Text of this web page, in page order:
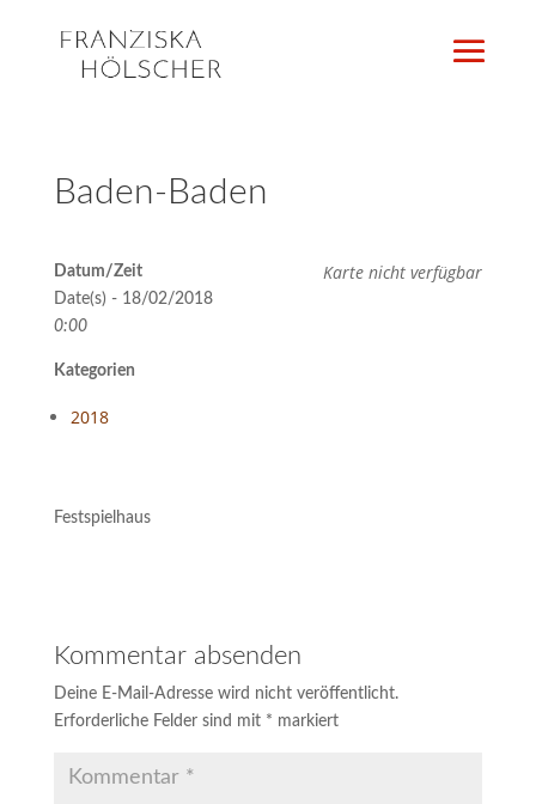
Baden-Baden
Karte nicht verfügbar
Datum/Zeit
Date(s) - 18/02/2018
0:00
Kategorien
2018
Festspielhaus
Kommentar absenden
Deine E-Mail-Adresse wird nicht veröffentlicht.
Erforderliche Felder sind mit * markiert